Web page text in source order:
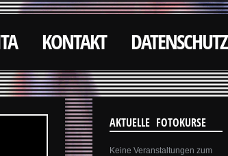
KONTAKT DATENSCHUTZ
AKTUELLE FOTOKURSE
Keine Veranstaltungen zum